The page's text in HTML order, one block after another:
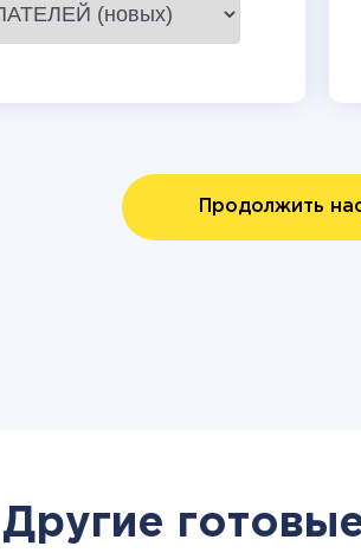
Продолжить
Другие